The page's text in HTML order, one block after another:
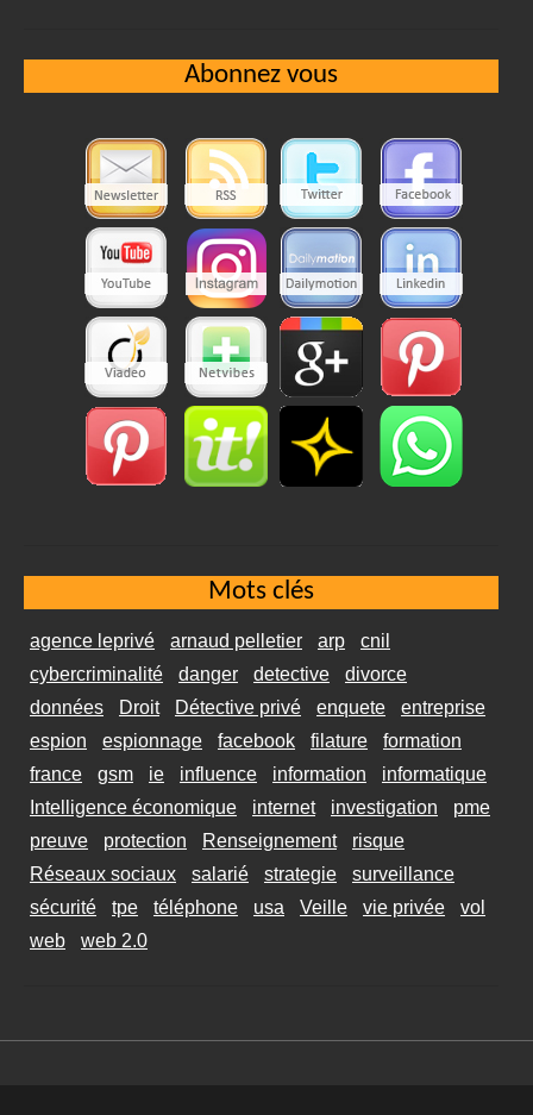
Abonnez vous
Mots clés
agence leprivé arnaud pelletier arp
cnil
cybercriminalité
danger detective
divorce
données
Droit Détective privé enquete
entreprise
espion
espionnage facebook filature
formation
france
gsm ie influence information
informatique
Intelligence économique
internet investigation
pme
preuve
protection Renseignement
risque
Réseaux sociaux
salarié strategie
surveillance
sécurité
tpe téléphone usa Veille vie privée
vol
web
web 2.0